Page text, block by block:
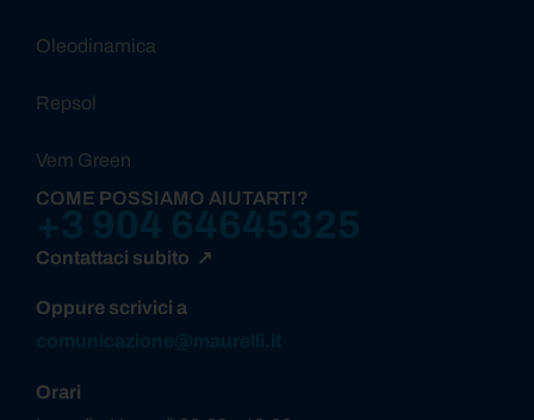
Oleodinamica
Repsol
Vem Green
COME POSSIAMO AIUTARTI?
Contattaci subito ↗
Oppure scrivici a
Orari